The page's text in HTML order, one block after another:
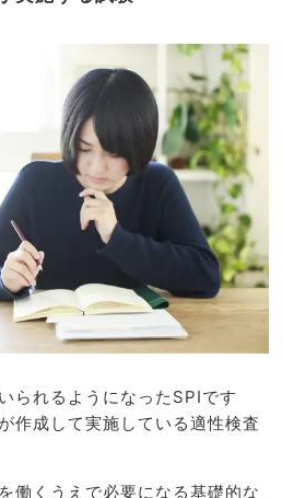
られるようになったSPIです
作成して実施している適性検査
働くうえで必要になる基礎的な